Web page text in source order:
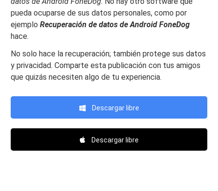
pueda ocuparse de sus datos personales, como por
ejemploRecuperación de datos de Android FoneDog
hace.
No solo hace la recuperación; también protege sus datos
y privacidad. Comparte esta publicación con tus amigos
que quizás necesiten algo de tu experiencia.
Descargar libre
Descargar libre